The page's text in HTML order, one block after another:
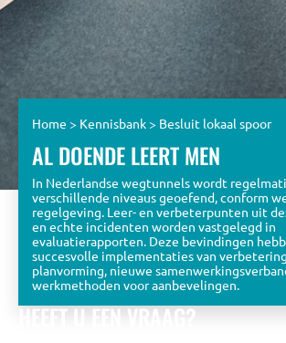
Home > Kennisbank> Besluit lokaal spoor
AL DOENDE LEERT MEN
In Nederlandse wegtunnels wordt
verschillende niveaus geoefend, conform
regelgeving. Leer- en verbeterpunten uit
en echte incidenten worden vastgelegd in
evaluatierapporten. Deze bevindingen
succesvolle implementaties van
planvorming, nieuwe
werkmethoden voor aanbevelingen.
HEEFT U EEN VRAAG?